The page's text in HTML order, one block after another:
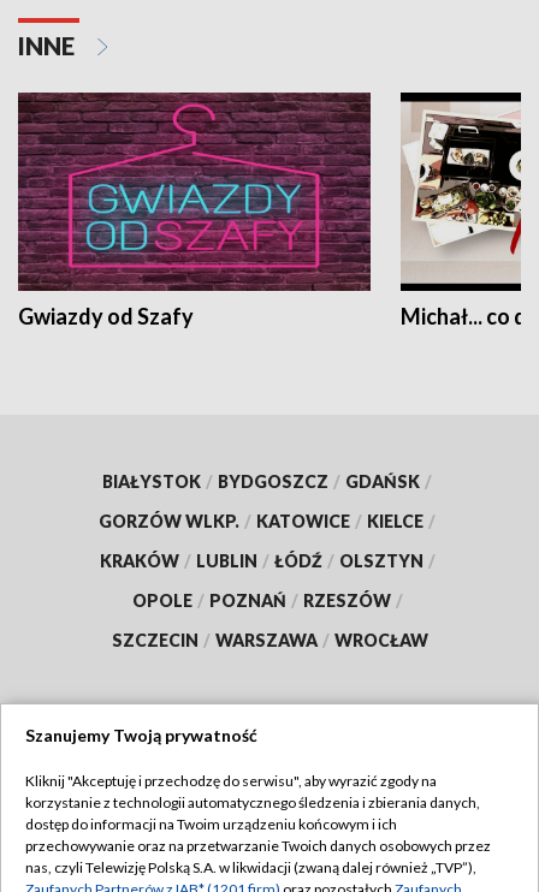
INNE
Gwiazdy od Szafy Michał... co
BIAŁYSTOK / BYDGOSZCZ / GDAŃSK /
GORZÓW WLKP. / KATOWICE / KIELCE /
KRAKÓW / LUBLIN / ŁÓDŹ / OLSZTYN /
OPOLE / POZNAŃ / RZESZÓW /
SZCZECIN / WARSZAWA / WROCŁAW
TVP
Abonament TVP
Emisja w TVP
Regulamin TVP
Szanujemy Twoją prywatność
Kliknij "Akceptuję i przechodzę do serwisu", aby wyrazić zgody na
korzystanie z technologii automatycznego śledzenia i zbierania danych,
dostęp do informacji na Twoim urządzeniu końcowym i ich
przechowywanie oraz na przetwarzanie Twoich danych osobowych przez
nas, czyli Telewizję Polską S.A. w likwidacji (zwaną dalej również „TVP”),